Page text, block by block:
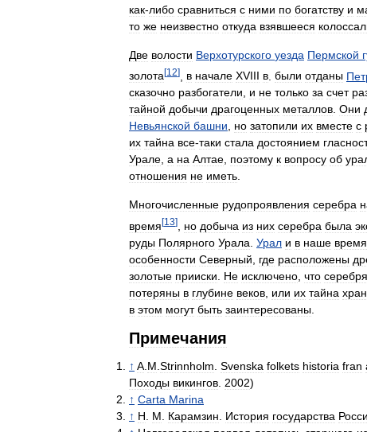
как-либо сравниться с ними по богатству и
то же неизвестно откуда взявшееся
Две волости Верхотурского уезда Пермской
золота[12] в начале XVIII в были отданы
сказочно разбогатели, и не только за счет
тайной добычи драгоценных металлов. Они
Невьянской башни, но затопили их вместе с
их тайна все-таки стала достоянием
Урале, а на Алтае, поэтому к вопросу об
отношения не иметь.
Многочисленные рудопроявления серебра
время [13] но добыча из них серебра была
руды Полярного Урала Урал и в наше время
особенности Северный где расположены
золотые прииски Не исключено что
потеряны в глубине веков или их тайна
в этом могут быть заинтересованы
Примечания
↑ A M Strinnholm Svenska folkets historia fran
Походы викингов 2002)
↑ Carta Marina
↑ Н М Карамзин История государства